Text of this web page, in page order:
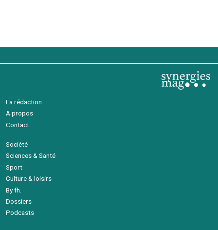
La rédaction
A propos
Contact
Société
Sciences & Santé
Sport
Culture & loisirs
By fh.
Dossiers
Podcasts